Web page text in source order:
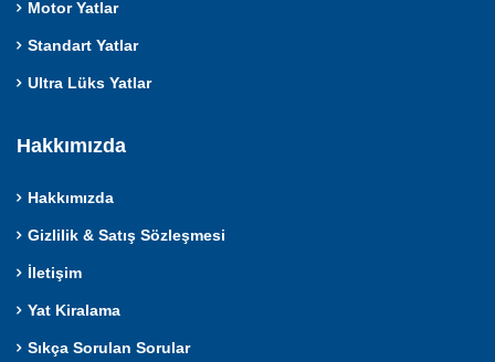
Motor Yatlar
Standart Yatlar
Ultra Lüks Yatlar
Hakkımızda
Hakkımızda
Gizlilik & Satış Sözleşmesi
İletişim
Yat Kiralama
Sıkça Sorulan Sorular